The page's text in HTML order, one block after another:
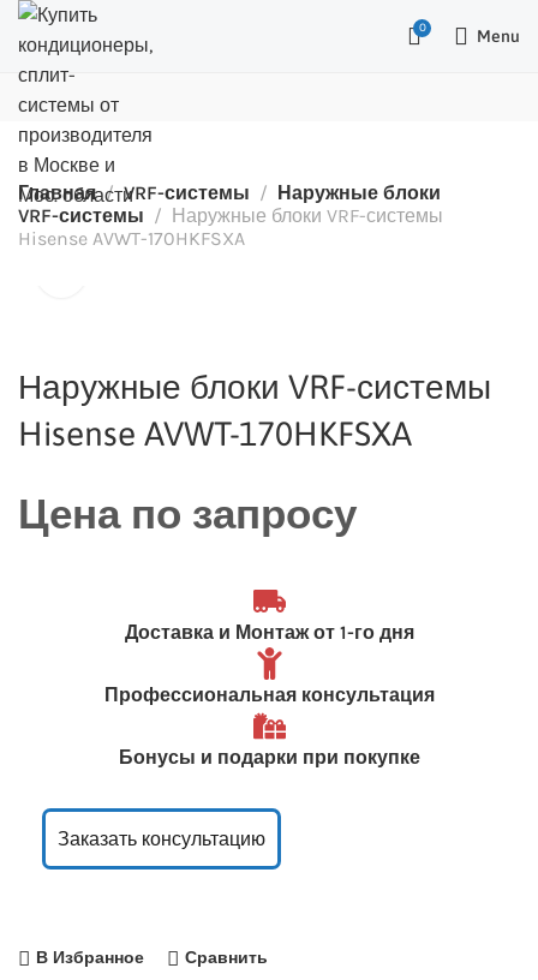
0 Menu
Главная VRF-системы
Наружные блоки
VRF-системы
Наружные блоки VRF-системы
Hisense AVWT-170HKFSXA
Наружные блоки VRF-системы
Hisense AVWT-170HKFSXA
Цена по запросу
Доставка и Монтаж от 1-го дня
Профессиональная консультация
Бонусы и подарки при покупке
Заказать консультацию
В Избранное Сравнить